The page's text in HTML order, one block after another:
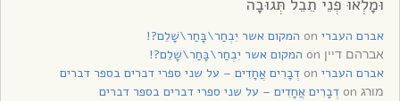
וּמָלְאוּ פְנֵי תֵבֵל תְּגוּבָה
אברם העברי המקום אשר יִבְחַר\בָּחַר\שָׁלֵם?!
אברהם דיין
המקום אשר יִבְחַר\בָּחַר\שָׁלֵם?!
אברם העברי
דְבָרִים אֲחָדִים – על שני ספרי דברים בספר דברים
מורג
דְבָרִים אֲחָדִים – על שני ספרי דברים בספר דברים